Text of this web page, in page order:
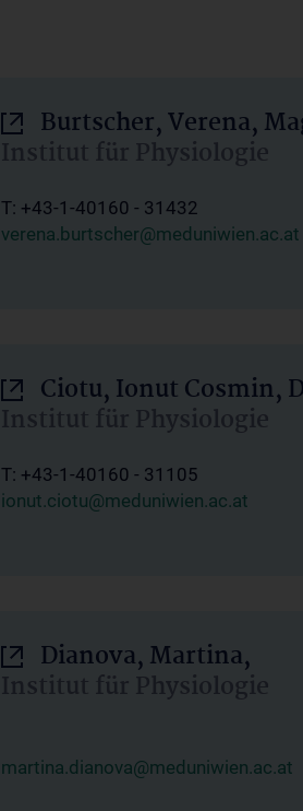
Burtscher, Verena,
Institut für Physiologie
T: +43-1-40160 - 31432
verena.burtscher@meduniwien.ac.at
Ciotu, Ionut Cosmin,
Institut für Physiologie
T: +43-1-40160 - 31105
ionut.ciotu@meduniwien.ac.at
Dianova, Martina,
Institut für Physiologie
martina.dianova@meduniwien.ac.at